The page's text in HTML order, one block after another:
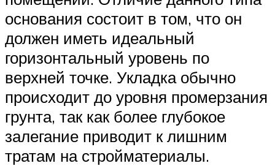
основания состоит в том, что он
должен иметь идеальный
горизонтальный уровень по
верхней точке. Укладка обычно
происходит до уровня промерзания
грунта, так как более глубокое
залегание приводит к лишним
тратам на стройматериалы.